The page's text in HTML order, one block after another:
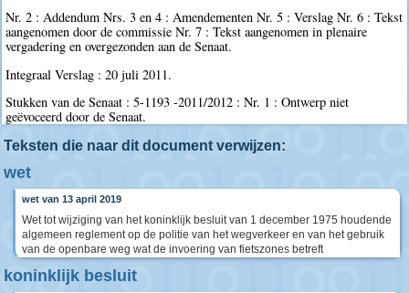
Nr. 2 : Addendum Nrs. 3 en 4 : Amendementen Nr. 5 : Verslag Nr. 6 : Tekst
aangenomen door de commissie Nr. 7 : Tekst aangenomen in plenaire
vergadering en overgezonden aan de Senaat.
Integraal Verslag : 20 juli 2011.
Stukken van de Senaat : 5-1193 -2011/2012 : Nr. 1 : Ontwerp niet
geëvoceerd door de Senaat.
Teksten die naar dit document verwijzen:
wet
wet van 13 april 2019
Wet tot wijziging van het koninklijk besluit van 1 december 1975 houdende
algemeen reglement op de politie van het wegverkeer en van het gebruik
van de openbare weg wat de invoering van fietszones betreft
koninklijk besluit